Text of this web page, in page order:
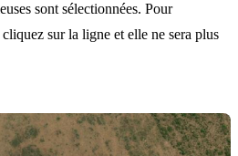
sont sélectionnées. Pour
sur la ligne et elle ne sera plus